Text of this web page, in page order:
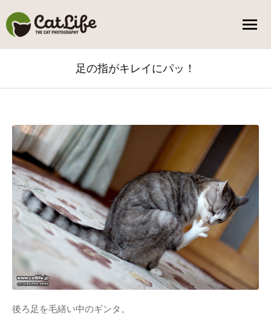
足の指がキレイにパッ！
後ろ足を毛繕い中のギンタ。